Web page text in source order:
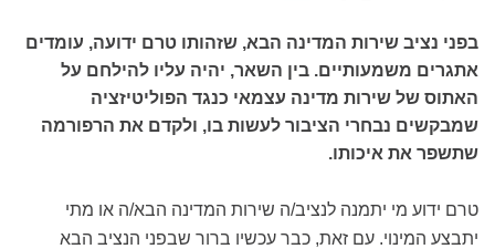
בפני נציב שירות המדינה הבא, שזהותו טרם ידועה, עומדים
אתגרים משמעותיים. בין השאר, יהיה עליו להילחם על
האתוס של שירות מדינה עצמאי כנגד הפוליטיזציה
שמבקשים נבחרי הציבור לעשות בו, ולקדם את הרפורמה
שתשפר את איכותו.
טרם ידוע מי יתמנה לנציב/ה שירות המדינה הבא/ה או מתי
יתבצע המינוי. עם זאת, כבר עכשיו ברור שבפני הנציב הבא